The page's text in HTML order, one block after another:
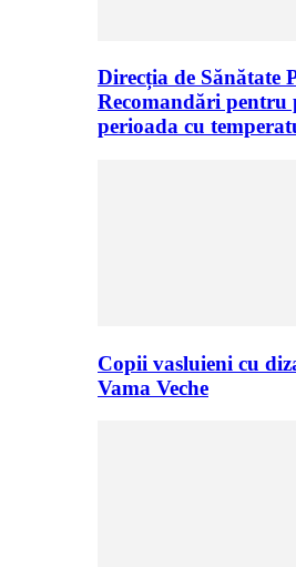
Direcția de Sănătate
Recomandări pentru
perioada cu
Copii vasluieni cu
Vama Veche